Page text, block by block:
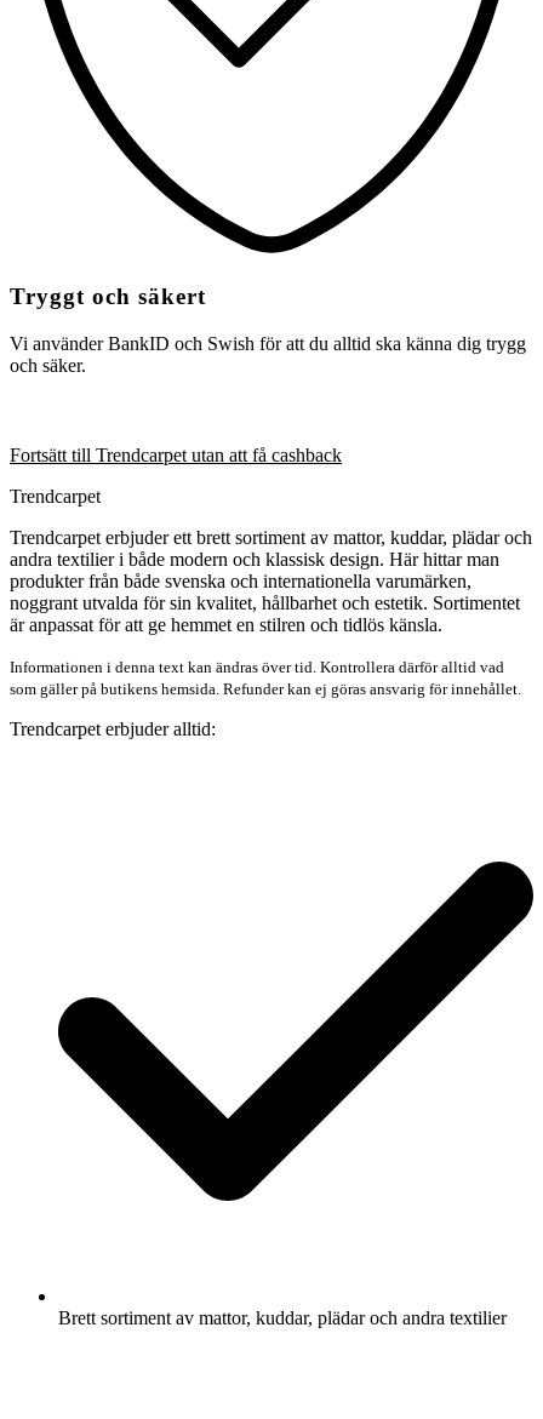
Tryggt och säkert
Vi använder BankID och Swish för att du alltid ska känna dig trygg
och säker.
Fortsätt till Trendcarpet utan att få cashback
Trendcarpet
Trendcarpet erbjuder ett brett sortiment av mattor, kuddar, plädar och
andra textilier i både modern och klassisk design. Här hittar man
produkter från både svenska och internationella varumärken,
noggrant utvalda för sin kvalitet, hållbarhet och estetik. Sortimentet
är anpassat för att ge hemmet en stilren och tidlös känsla.
Informationen i denna text kan ändras över tid. Kontrollera därför alltid vad
som gäller på butikens hemsida. Refunder kan ej göras ansvarig för innehållet.
Trendcarpet erbjuder alltid:
Brett sortiment av mattor, kuddar, plädar och andra textilier